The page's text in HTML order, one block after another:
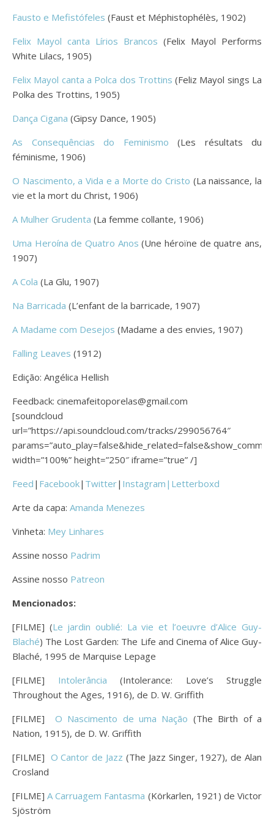
Fausto e Mefistófeles (Faust et Méphistophélès, 1902)
Felix Mayol canta Lírios Brancos (Felix Mayol Performs
White Lilacs, 1905)
Felix Mayol canta a Polca dos Trottins (Feliz Mayol sings La
Polka des Trottins, 1905)
Dança Cigana (Gipsy Dance, 1905)
As Consequências do Feminismo (Les résultats du
féminisme, 1906)
O Nascimento, a Vida e a Morte do Cristo (La naissance, la
vie et la mort du Christ, 1906)
A Mulher Grudenta (La femme collante, 1906)
Uma Heroína de Quatro Anos (Une héroïne de quatre ans,
1907)
A Cola (La Glu, 1907)
Na Barricada (L’enfant de la barricade, 1907)
A Madame com Desejos (Madame a des envies, 1907)
Falling Leaves (1912)
Edição: Angélica Hellish
Feedback: cinemafeitoporelas@gmail.com
[soundcloud
url=”https://api.soundcloud.com/tracks/299056764″
width=”100%” height=”250″ iframe=”true” /]
Feed | Facebook| Twitter| Instagram| Letterboxd
Arte da capa: Amanda Menezes
Vinheta: Mey Linhares
Assine nosso Padrim
Assine nosso Patreon
Mencionados:
[FILME] (Le jardin oublié: La vie et l’oeuvre d’Alice Guy-
Blaché) The Lost Garden: The Life and Cinema of Alice Guy-
Blaché, 1995 de Marquise Lepage
[FILME] Intolerância (Intolerance: Love’s Struggle
Throughout the Ages, 1916), de D. W. Griffith
[FILME] O Nascimento de uma Nação (The Birth of a
Nation, 1915), de D. W. Griffith
[FILME] O Cantor de Jazz (The Jazz Singer, 1927), de Alan
Crosland
[FILME]A Carruagem Fantasma (Körkarlen, 1921) de Victor
Sjöström